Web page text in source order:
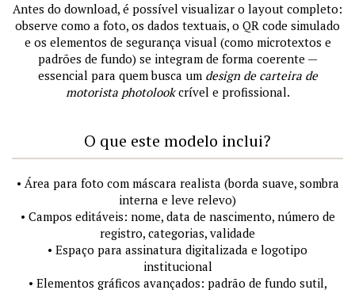
Antes do download, é possível visualizar o layout completo:
observe como a foto, os dados textuais, o QR code simulado
e os elementos de segurança visual (como microtextos e
padrões de fundo) se integram de forma coerente —
essencial para quem busca um design de carteira de
motorista photolookcrível e profissional.
O que este modelo inclui?
• Área para foto com máscara realista (borda suave, sombra
interna e leve relevo)
• Campos editáveis: nome, data de nascimento, número de
registro, categorias, validade
• Espaço para assinatura digitalizada e logotipo
institucional
• Elementos gráficos avançados: padrão de fundo sutil,